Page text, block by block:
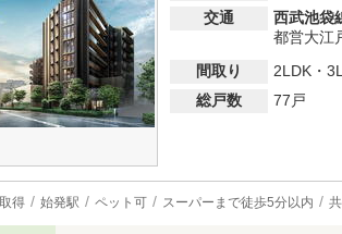
交通
西武池袋
都営大江
間取り
2LDK・
総戸数 77戸
得 始発駅 ペット可 スーパーまで徒歩5分以内